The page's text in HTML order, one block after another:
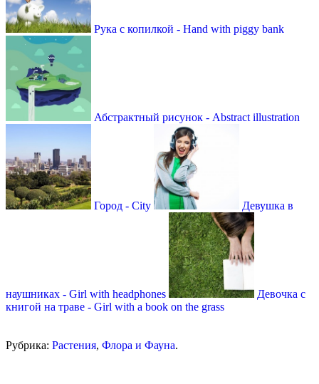
Рука с копилкой - Hand with piggy bank
Абстрактный рисунок - Abstract illustration
Город - City Девушка в
наушниках - Girl with headphones
Девочка с
книгой на траве - Girl with a book on the grass
Рубрика: Растения, Флора и Фауна.